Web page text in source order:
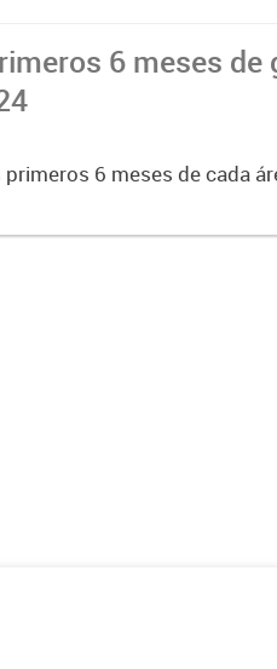
6 meses de
6 meses de cada